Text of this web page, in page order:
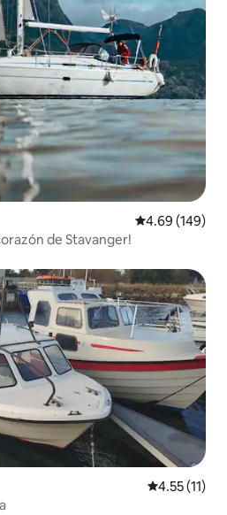
Calificación
4.69 (149)
de Stavanger!
Calificación
4.55 (11)